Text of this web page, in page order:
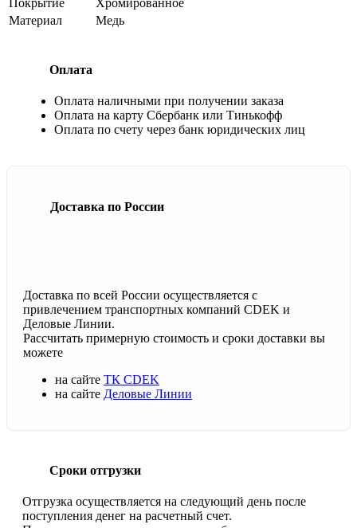
Материал
Медь
Оплата
Оплата наличными при получении заказа
Оплата на карту Сбербанк или Тинькофф
Оплата по счету через банк юридических лиц
Доставка по России
Доставка по всей России осуществляется с
привлечением транспортных компаний CDEK и
Деловые Линии.
Рассчитать примерную стоимость и сроки доставки вы
можете
на сайте ТК CDEK
на сайте Деловые Линии
Сроки отгрузки
Отгрузка осуществляется на следующий день после
поступления денег на расчетный счет.